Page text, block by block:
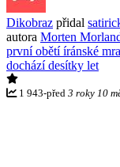
Dikobraz přidal
autora Morten
první obětí íránské
dochází desítky let
1 943-před 3 roky 10